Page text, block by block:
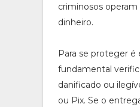
criminosos
dinheiro.
Para se proteger é
fundamental
danificado ou
ou Pix. Se o